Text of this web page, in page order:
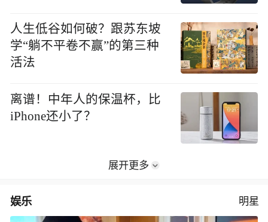
人生低谷如何破？跟苏东坡
学“躺不平卷不赢”的第三种
活法
离谱！中年人的保温杯，比
iPhone还小了？
展开更多
娱乐 明星